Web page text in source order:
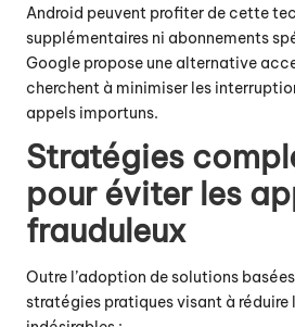
Android peuvent profiter de cette
supplémentaires ni abonnements
Google propose une alternative
cherchent à minimiser les
appels importuns.
Stratégies
pour éviter les
frauduleux
Outre l’adoption de solutions
stratégies pratiques visant à réduire